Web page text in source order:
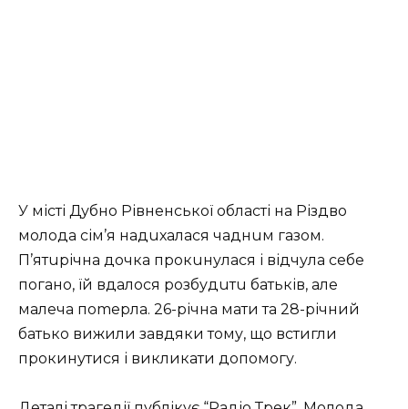
У місті Дубно Рівненської області на Різдво
молода сім’я надuхалася чаднuм газом.
П’ятuрічна дочка прокuнулася і відчула себе
погано, їй вдалося розбудuтu батьків, але
малеча поmерла. 26-річна мати та 28-річний
батько вижили завдяки тому, що встигли
прокинутися і викликати допомогу.